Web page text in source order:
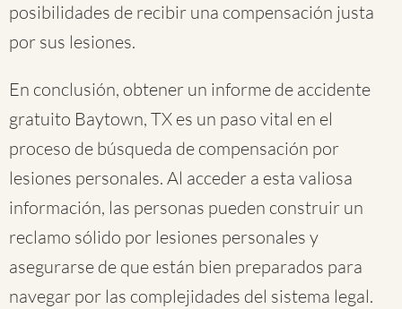
posibilidades de recibir una compensación justa
por sus lesiones.
En conclusión, obtener un informe de accidente
gratuito Baytown, TX es un paso vital en el
proceso de búsqueda de compensación por
lesiones personales. Al acceder a esta valiosa
información, las personas pueden construir un
reclamo sólido por lesiones personales y
asegurarse de que están bien preparados para
navegar por las complejidades del sistema legal.